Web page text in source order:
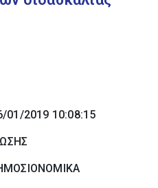
01/2019 10:08:15